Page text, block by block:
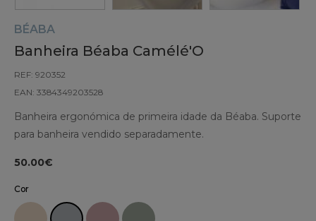
BÉABA
Banheira Béaba Camélé'O
REF: 920352
EAN: 3384349203528
Banheira ergonómica de primeira idade da Béaba. Suporte
para banheira vendido separadamente.
50.00€
Cor